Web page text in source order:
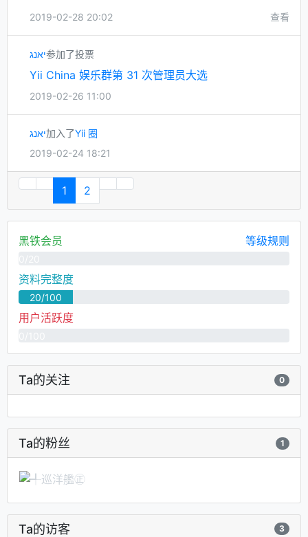
2019-02-28 20:02 查看
יאנג参加了投票
Yii China 娱乐群第 31 次管理员大选
2019-02-26 11:00
יאנג加入了Yii 圈
2019-02-24 18:21
1 2
黑铁会员 等级规则
资料完整度
20/100
用户活跃度
Ta的关注 0
Ta的粉丝 1
Ta的访客 3